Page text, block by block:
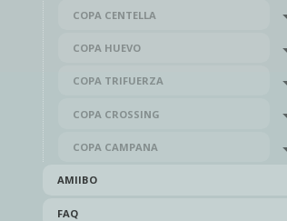
COPA CENTELLA
COPA HUEVO
COPA TRIFUERZA
COPA CROSSING
COPA CAMPANA
AMIIBO
FAQ